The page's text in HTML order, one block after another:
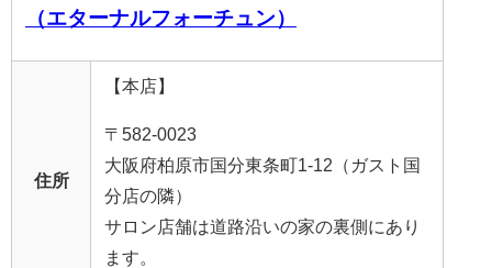
（エターナルフォーチュン）
住所
【本店】
〒582-0023
大阪府柏原市国分東条町1-12（ガスト国
分店の隣）
サロン店舗は道路沿いの家の裏側にあり
ます。